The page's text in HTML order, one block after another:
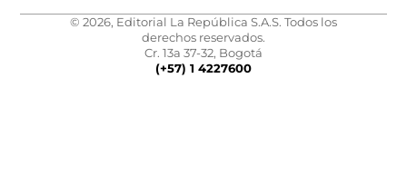
© 2026, Editorial La República S.A.S. Todos los
derechos reservados.
Cr. 13a 37-32, Bogotá
(+57) 1 4227600